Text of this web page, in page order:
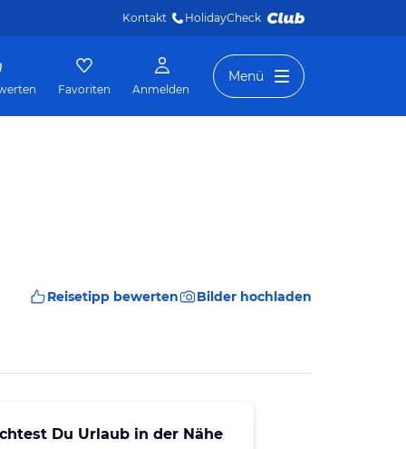
Kontakt HolidayCheck
Favoriten Anmelden
Menü
Reisetipp bewerten Bilder hochladen
Du Urlaub in der Nähe